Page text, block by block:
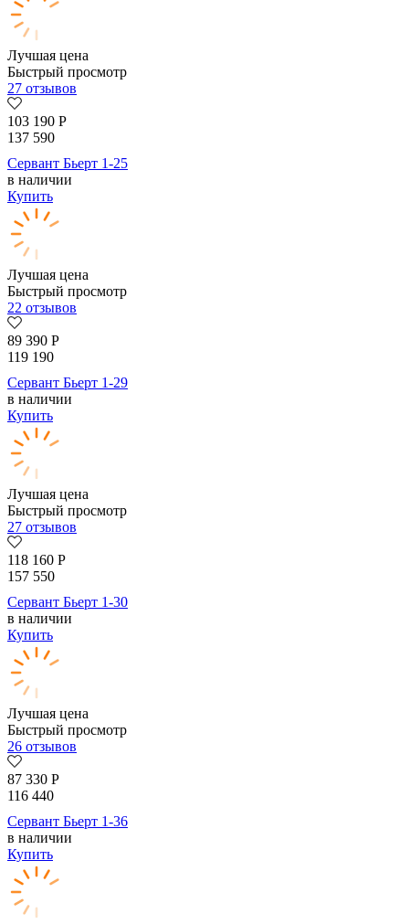
Лучшая цена
Быстрый просмотр
27 отзывов
103 190 Р
137 590
Сервант Бьерт 1-25
в наличии
Купить
Лучшая цена
Быстрый просмотр
22 отзывов
89 390 Р
119 190
Сервант Бьерт 1-29
в наличии
Купить
Лучшая цена
Быстрый просмотр
27 отзывов
118 160 Р
157 550
Сервант Бьерт 1-30
в наличии
Купить
Лучшая цена
Быстрый просмотр
26 отзывов
87 330 Р
116 440
Сервант Бьерт 1-36
в наличии
Купить